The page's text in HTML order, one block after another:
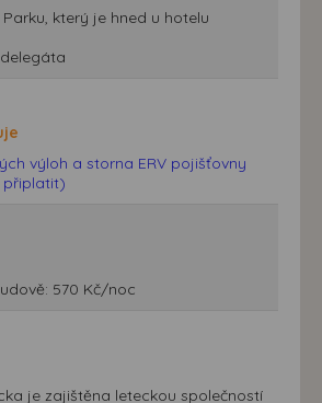
který je hned u hotelu
výloh a storna ERV pojišťovny
připlatit)
570 Kč/noc
je zajištěna leteckou společností